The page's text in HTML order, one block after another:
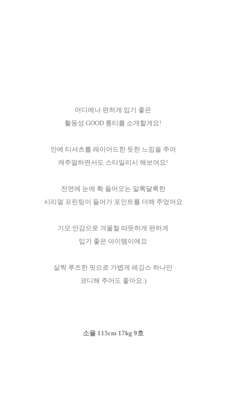
어디에나 편하게 입기 좋은
활동성 GOOD 롱티를 소개할게요!
안에 티셔츠를 레이어드한 듯한 느낌을 주어
캐주얼하면서도 스타일리시 해보여요!
전면에 눈에 확 들어오는 알록달록한
시리얼 프린팅이 들어가 포인트를 더해 주었어요
기모 안감으로 겨울철 따뜻하게 편하게
입기 좋은 아이템이에요
살짝 루즈한 핏으로 가볍게 레깅스 하나만
코디해 주어도 좋아요:)
소율 115cm 17kg 9호